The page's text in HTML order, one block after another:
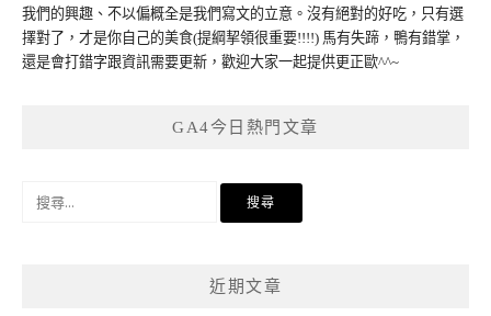
我們的興趣、不以偏概全是我們寫文的立意。沒有絕對的好吃，只有選
擇對了，才是你自己的美食(提綱挈領很重要!!!!) 馬有失蹄，鴨有錯掌，
還是會打錯字跟資訊需要更新，歡迎大家一起提供更正歐^^~
GA4今日熱門文章
近期文章